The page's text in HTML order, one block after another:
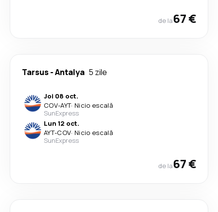
de la67 €
Tarsus-Antalya 5 zile
Joi 08 oct.
COV-AYT· Nicio escală
SunExpress
Lun 12 oct.
AYT-COV· Nicio escală
SunExpress
de la67 €